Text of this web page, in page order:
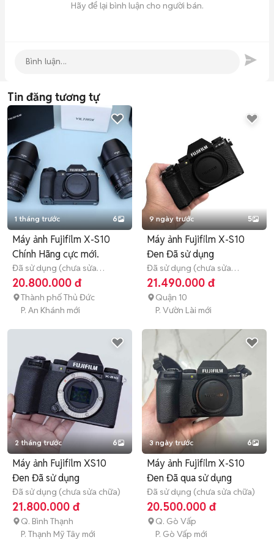
Hãy để lại bình luận cho người bán.
Tin đăng tương tự
1 tháng trước 6
Máy ảnh Fujifilm X-S10
Chính Hãng cực mới.
Đã sử dụng (chưa sửa
chữa) Còn bảo hành
20.800.000 đ
Thành phố Thủ Đức
P. An Khánh mới
9 ngày trước 5
Máy ảnh Fujifilm X-S10
Đen Đã sử dụng
Đã sử dụng (chưa sửa
chữa)
3 tháng
21.490.000 đ
Quận 10
P. Vườn Lài mới
2 tháng trước 6
Máy ảnh Fujifilm XS10
Đen Đã sử dụng
Đã sử dụng (chưa sửa chữa)
21.800.000 đ
Q. Bình Thạnh
P. Thạnh Mỹ Tây mới
3 ngày trước 6
Máy ảnh Fujifilm X-S10
Đen Đã qua sử dụng
Đã sử dụng (chưa sửa chữa)
20.500.000 đ
Q. Gò Vấp
P. Gò Vấp mới